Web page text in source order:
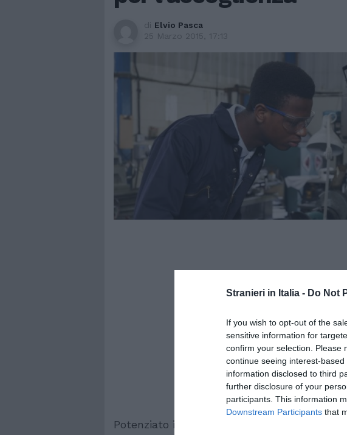
Stranieri in Italia - Do Not
If you wish to opt-out of the
sensitive information for
confirm your selection. Please
continue seeing interest-
information disclosed to third
further disclosure of your
participants. This information
Downstream Participants that
di Elvio Pasca
25 Marzo 2015, 17:13
Potenziato il Sistema di Protezione per